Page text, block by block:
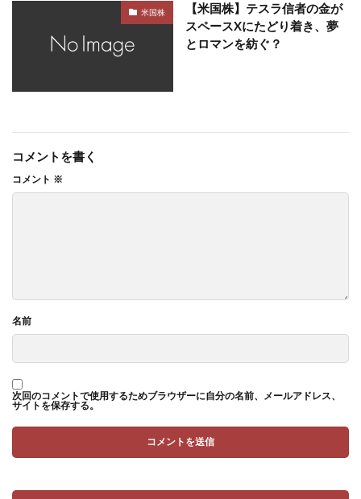
米国株
【米国株】テスラ信者の金が
スペースXにたどり着き、夢
とロマンを紡ぐ？
コメントを書く
コメント ※
名前
次回のコメントで使用するためブラウザーに自分の名前、メールアドレス、
サイトを保存する。